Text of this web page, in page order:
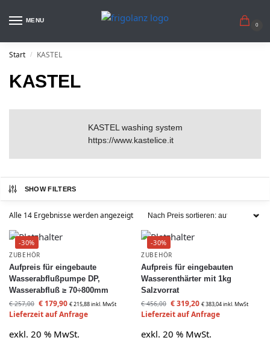
MENU
0
Start / KASTEL
KASTEL
KASTEL washing system
https://www.kastelice.it
SHOW FILTERS
Alle 14 Ergebnisse werden angezeigt
-30%
ZUBEHÖR
Aufpreis für eingebaute
Wasserabflußpumpe DP,
Wasserabfluß ≥ 70÷800mm
€257,00 € 179,90 €215,88inkl. MwSt
Lieferzeit auf Anfrage
exkl. 20 % MwSt.
-30%
ZUBEHÖR
Aufpreis für eingebauten
Wasserenthärter mit 1kg
Salzvorrat
€456,00 €319,20 €383,04inkl. MwSt
Lieferzeit auf Anfrage
exkl. 20 % MwSt.